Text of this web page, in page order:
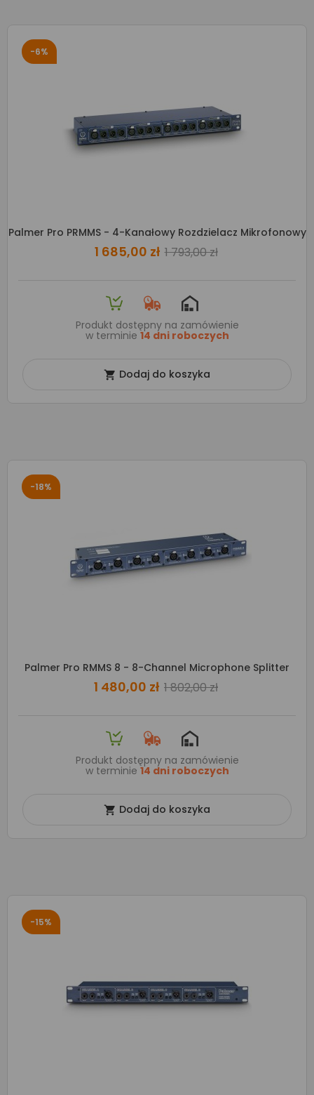
-6%
Palmer Pro PRMMS - 4-Kanałowy Rozdzielacz Mikrofonowy
1 685,00 zł 1 793,00 zł
Produkt dostępny na zamówienie
w terminie 14 dni roboczych
 Dodaj do koszyka
-18%
Palmer Pro RMMS 8 - 8-Channel Microphone Splitter
1 480,00 zł 1 802,00 zł
Produkt dostępny na zamówienie
w terminie 14 dni roboczych
 Dodaj do koszyka
-15%